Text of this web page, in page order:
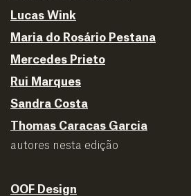
Lucas Wink
Maria do Rosário Pestana
Mercedes Prieto
Rui Marques
Sandra Costa
Thomas Caracas Garcia
autores nesta edição
OOF Design